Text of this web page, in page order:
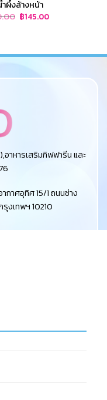
ผึ้งล้างหน้า
Original
price
฿145.00Current
price
าหารเสริมกิฟฟารีน และ
กาศอุทิศ 15/1 ถนนช่าง
งเทพฯ 10210